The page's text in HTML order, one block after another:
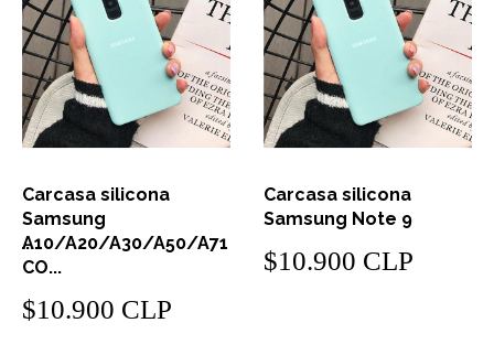
...
Carcasa silicona
Samsung
A10/A20/A30/A50/A71
CO...
$10.900 CLP
Carcasa silicona
Samsung Note 9
$10.900 CLP